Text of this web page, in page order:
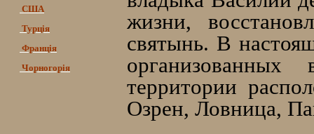
США
Турція
Франція
Чорногорія
жизни,
святынь. В
территории
Озрен, Ловница,